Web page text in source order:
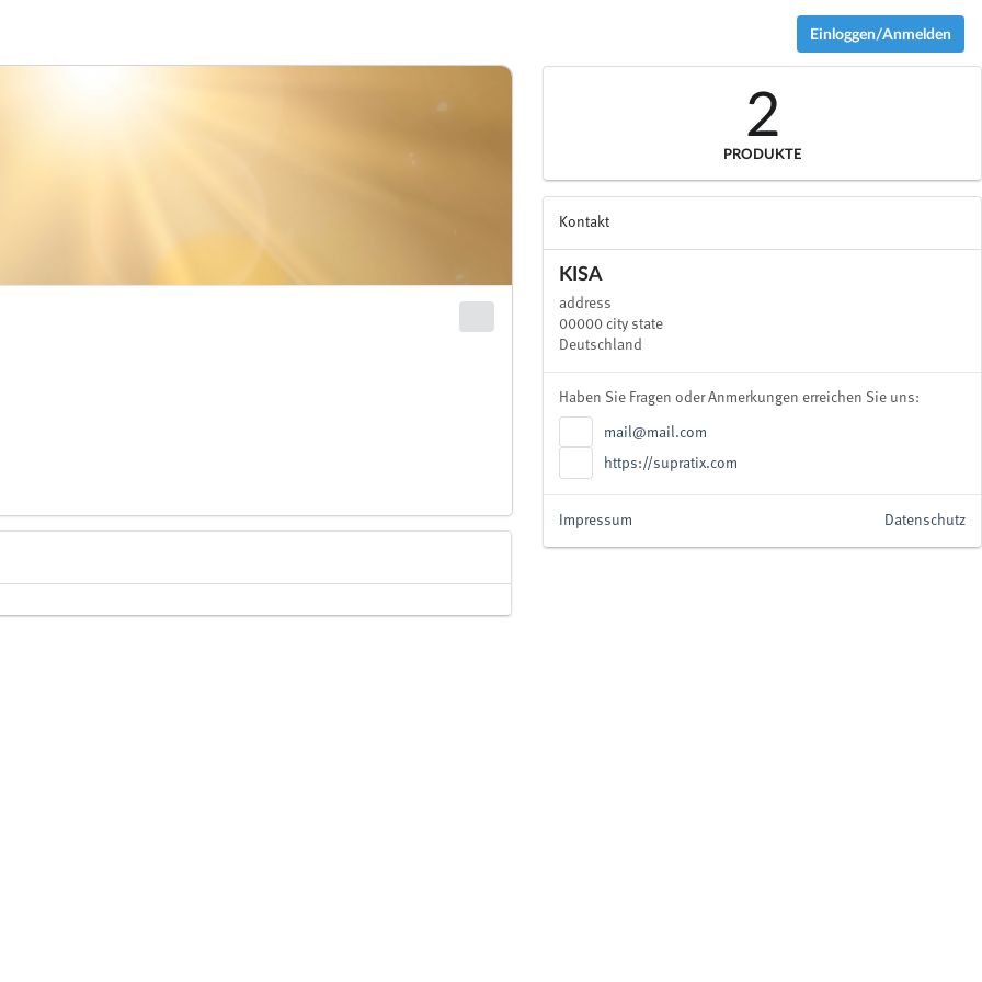
Einloggen/Anmelden
2
PRODUKTE
Kontakt
KISA
address
00000 city state
Deutschland
Haben Sie Fragen oder Anmerkungen erreichen Sie uns:
mail@mail.com
https://supratix.com
Datenschutz
Impressum